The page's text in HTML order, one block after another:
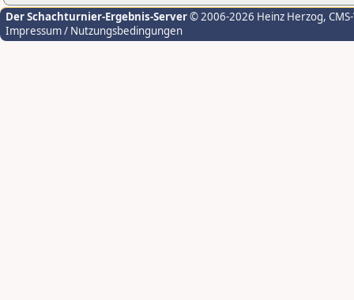
Der Schachturnier-Ergebnis-Server© 2006-2026 Heinz Herzog,
Impressum / Nutzungsbedingungen